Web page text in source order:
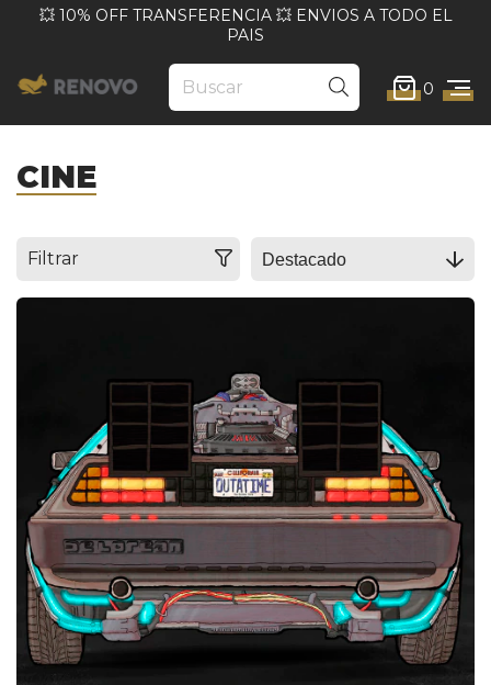
💥 10% OFF TRANSFERENCIA 💥 ENVIOS A TODO EL
PAIS
0
CINE
Filtrar